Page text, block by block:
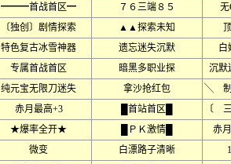
━━━首战首区━ ７６三端８５
〔独创〕剧情探索 ▲▲探索未知
特色复古冰雪神器 遗忘迷失沉默
白
专属首战首区 暗黑多职业探
沉默
纯元宝无限刀迷失 拿沙抢红包
╲
赤月最高+3 █首站首区█
〔
★爆率全开★ █ＰＫ激情█
赤
微变 白漂路子清晰